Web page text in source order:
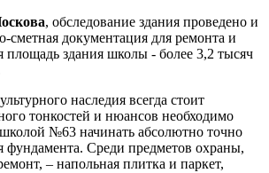
, обследование здания проведено и
сметная документация для ремонта и
площадь здания школы - более 3,2 тысяч
наследия всегда стоит
тонкостей и нюансов необходимо
школой №63 начинать абсолютно точно
фундамента. Среди предметов охраны,
– напольная плитка и паркет,